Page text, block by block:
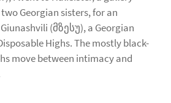
Georgian sisters, for an
(მზესუ), a Georgian
Highs. The mostly black-
move between intimacy and